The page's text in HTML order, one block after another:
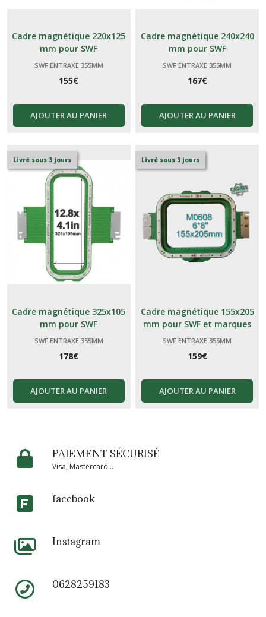
Cadre magnétique 220x125
mm pour SWF
SWF ENTRAXE 355MM
155€
AJOUTER AU PANIER
Cadre magnétique 240x240
mm pour SWF
SWF ENTRAXE 355MM
167€
AJOUTER AU PANIER
Livré sous 3 jours
Cadre magnétique 325x105
mm pour SWF
SWF ENTRAXE 355MM
178€
AJOUTER AU PANIER
Livré sous 3 jours
Cadre magnétique 155x205
mm pour SWF et marques
génériques Chinoises
SWF ENTRAXE 355MM
159€
AJOUTER AU PANIER
PAIEMENT SÉCURISÉ
Visa, Mastercard...
facebook
Instagram
0628259183